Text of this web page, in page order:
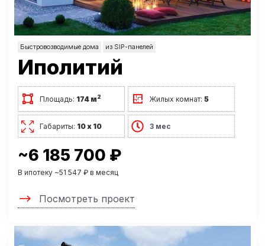
Быстровозводимые дома из SIP-панелей
Иполитий
Площадь: 174 м2 Жилых комнат:5
Габариты: 10 х 10 3 мес
~6 185 700 ₽
В ипотеку ~51 547 ₽ в месяц
Посмотреть проект